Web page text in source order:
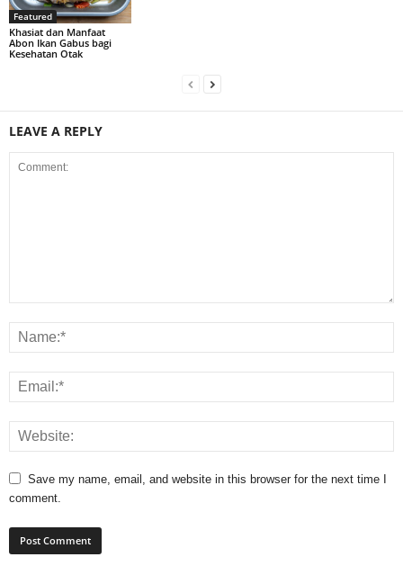
Featured
Khasiat dan Manfaat
Abon Ikan Gabus bagi
Kesehatan Otak
LEAVE A REPLY
Save my name, email, and website in this browser for the next time I
comment.